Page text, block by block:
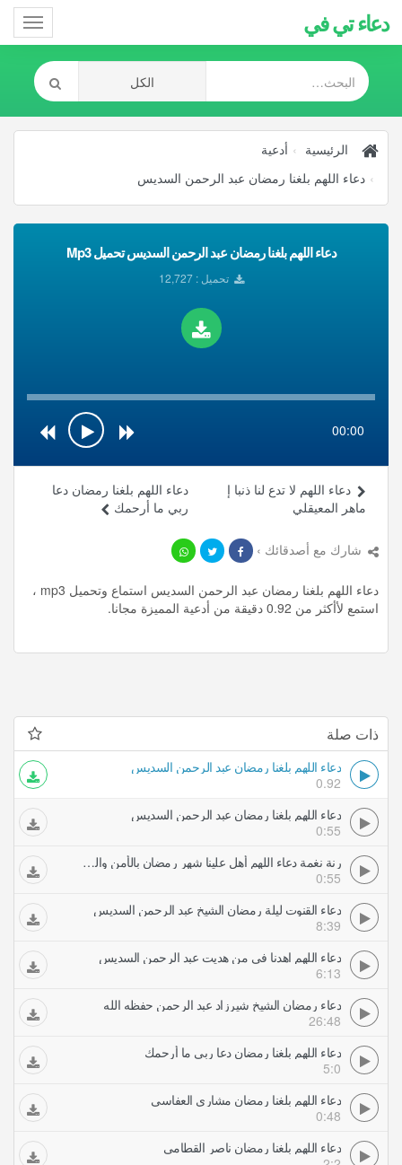
دعاء تي في
الرئيسية
أدعية
دعاء اللهم بلغنا رمضان عبد الرحمن السديس
دعاء اللهم بلغنا رمضان عبد الرحمن السديس تحميل Mp3
تحميل : 12,727
00:00
دعاء اللهم بلغنا رمضان دعا
ربي ما أرحمك
دعاء اللهم لا تدع لنا ذنبا إ
ماهر المعيقلي
شارك مع أصدقائك ›
دعاء اللهم بلغنا رمضان عبد الرحمن السديس استماع وتحميل mp3 ،
استمع لأأكثر من 0.92 دقيقة من أدعية المميزة مجانا.
ذات صلة
دعاء اللهم بلغنا رمضان عبد الرحمن السديس
0.92
دعاء اللهم بلغنا رمضان عبد الرحمن السديس
0:55
رنة نغمة دعاء اللهم أهل علينا شهر رمضان بالأمن والإيمان عبد الرحمن السديس رنات نغمات
0:55
دعاء القنوت ليلة رمضان الشيخ عبد الرحمن السديس
8:39
دعاء اللهم اهدنا في من هديت عبد الرحمن السديس
6:13
دعاء رمضان الشيخ شيرزاد عبد الرحمن حفظه الله
26:48
دعاء اللهم بلغنا رمضان دعا ربي ما أرحمك
5:0
دعاء اللهم بلغنا رمضان مشاري العفاسي
0:48
دعاء اللهم بلغنا رمضان ناصر القطامي